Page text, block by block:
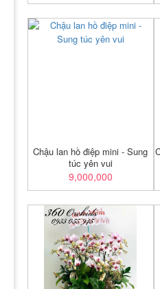
Chậu lan hồ điệp mini - Sung
túc yên vui
9,000,000